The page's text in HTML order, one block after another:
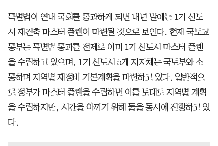
특별법이 연내 국회를 통과하게 되면 내년 말에는 1기 신도
시 재건축 마스터 플랜이 마련될 것으로 보인다. 현재 국토교
통부는 특별법 통과를 전제로 이미 1기 신도시 마스터 플랜
을 수립하고 있으며, 1기 신도시 5개 지자체는 국토부와 소
통하며 지역별 재정비 기본계획을 마련하고 있다. 일반적으
로 정부가 마스터 플랜을 수립하면 이를 토대로 지역별 계획
을 수립하지만, 시간을 아끼기 위해 둘을 동시에 진행하고 있
다.